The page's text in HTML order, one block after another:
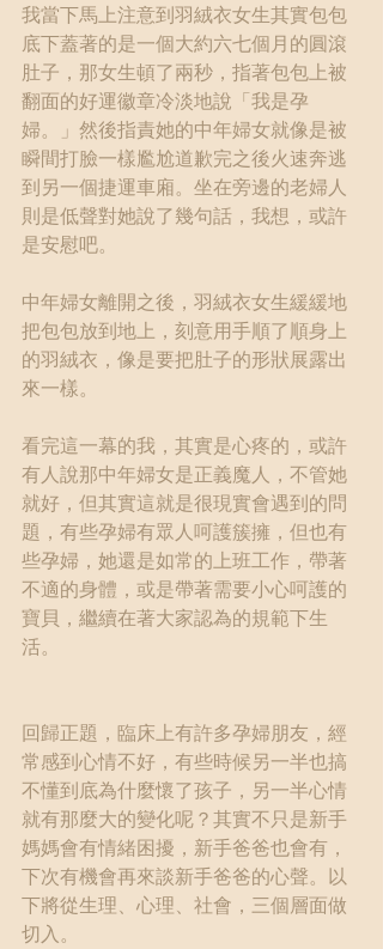
我當下馬上注意到羽絨衣女生其實包包
底下蓋著的是一個大約六七個月的圓滾
肚子，那女生頓了兩秒，指著包包上被
翻面的好運徽章冷淡地說「我是孕
婦。」然後指責她的中年婦女就像是被
瞬間打臉一樣尷尬道歉完之後火速奔逃
到另一個捷運車廂。坐在旁邊的老婦人
則是低聲對她說了幾句話，我想，或許
是安慰吧。
中年婦女離開之後，羽絨衣女生緩緩地
把包包放到地上，刻意用手順了順身上
的羽絨衣，像是要把肚子的形狀展露出
來一樣。
看完這一幕的我，其實是心疼的，或許
有人說那中年婦女是正義魔人，不管她
就好，但其實這就是很現實會遇到的問
題，有些孕婦有眾人呵護簇擁，但也有
些孕婦，她還是如常的上班工作，帶著
不適的身體，或是帶著需要小心呵護的
寶貝，繼續在著大家認為的規範下生
活。
回歸正題，臨床上有許多孕婦朋友，經
常感到心情不好，有些時候另一半也搞
不懂到底為什麼懷了孩子，另一半心情
就有那麼大的變化呢？其實不只是新手
媽媽會有情緒困擾，新手爸爸也會有，
下次有機會再來談新手爸爸的心聲。以
下將從生理、心理、社會，三個層面做
切入。